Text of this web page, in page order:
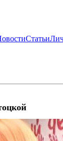
Статьи